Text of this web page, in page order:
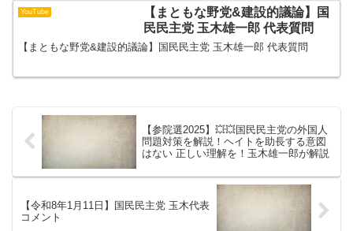
全貌を徹底解説します。国民民主党との
連立がなぜ頓挫するの...
YouTube
【まともな野党&建設的議論】国
民民主党 玉木雄一郎 代表質問
【まともな野党&建設的議論】国民民主党 玉木雄一郎 代表質問
【参院選2025】💥💥国民民主党の外国人
問題対策を解説！ヘイトを助長する意図
はない 正しい理解を！玉木雄一郎が解説
【令和8年1月11日】国民民主党 玉木代表
コメント